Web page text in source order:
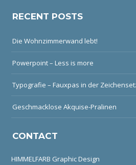
RECENT POSTS
Die Wohnzimmerwand lebt!
Powerpoint – Less is more
Typografie – Fauxpas in der
Geschmacklose Akquise-Pralinen
CONTACT
HIMMELFARB Graphic Design